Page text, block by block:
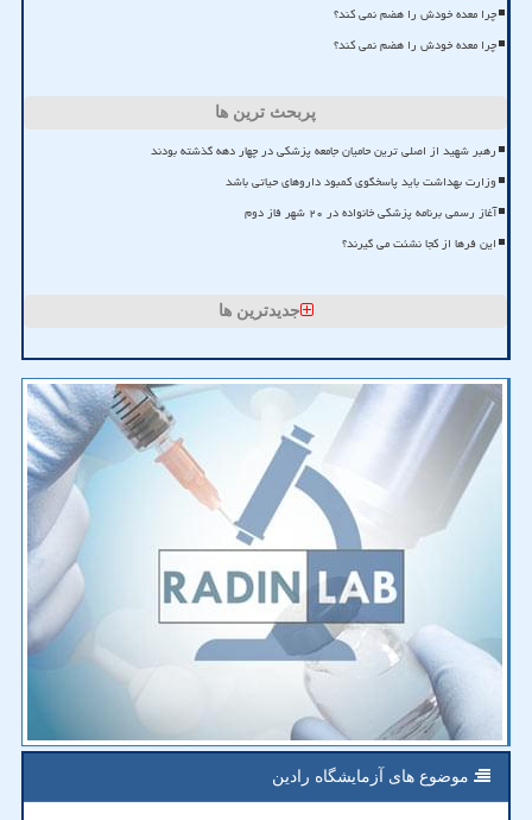
چرا معده خودش را هضم نمی کند؟
چرا معده خودش را هضم نمی کند؟
پربحث ترین ها
رهبر شهید از اصلی ترین حامیان جامعه پزشکی در چهار دهه گذشته بودند
وزارت بهداشت باید پاسخگوی کمبود داروهای حیاتی باشد
آغاز رسمی برنامه پزشکی خانواده در ۲۰ شهر فاز دوم
این فرها از کجا نشئت می گیرند؟
جدیدترین ها
موضوع های آزمایشگاه رادین